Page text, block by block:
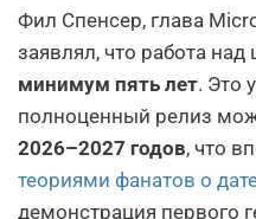
Фил Спенсер, глава
заявлял, что работа
минимум пять лет. Это
полноценный релиз
2026–2027 годов, что
теориями фанатов о
демонстрация первого